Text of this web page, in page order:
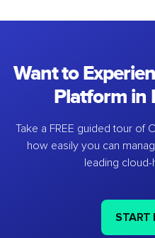
Want to
Platform in
Take a FREE guided tour of
how easily you can
leading
START